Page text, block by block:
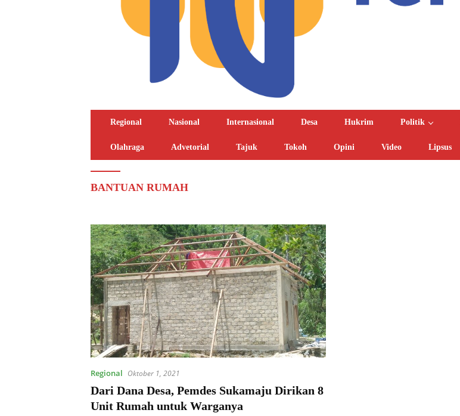
Regional Nasional Internasional Desa Hukrim Politik
Olahraga Advetorial Tajuk Tokoh Opini Video Lipsus
BANTUAN RUMAH
Regional Oktober 1, 2021
Dari Dana Desa, Pemdes Sukamaju Dirikan 8
Unit Rumah untuk Warganya